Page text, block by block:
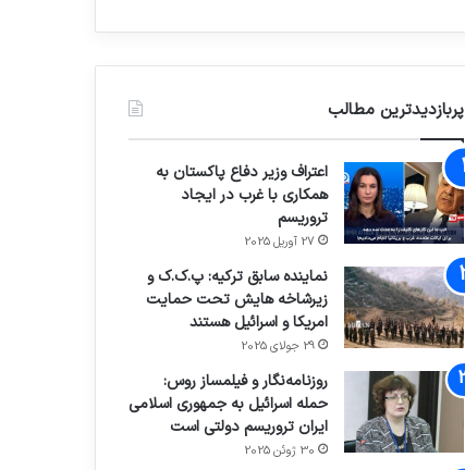
پربازدیدترین مطالب
اعتراف وزیر دفاع پاکستان به
همکاری با غرب در ایجاد
تروریسم
27 آوریل 2025
نماینده سابق ترکیه: پ.ک.ک و
زیرشاخه هایش تحت حمایت
امریکا و اسرائیل هستند
29 جولای 2025
روزنامه‌نگار و فیلمساز روس:
حمله اسرائیل به جمهوری اسلامی
ایران تروریسم دولتی است
30 ژوئن 2025